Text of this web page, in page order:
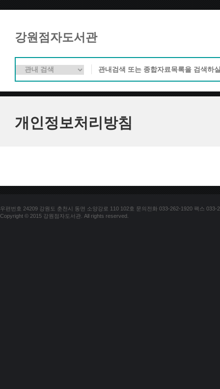
강원점자도서관
개인정보처리방침
우편번호 24209 강원도 춘천시 동면 소양강로 110 102호 문의전화 033-262-1920 팩스 033-
Copyright © 2015 강원점자도서관. All rights reserved.